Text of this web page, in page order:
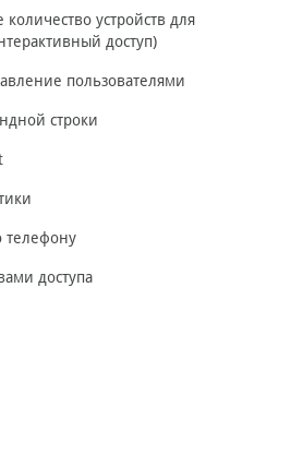
устройств для
доступ)
пользователями
строки
телефону
доступа